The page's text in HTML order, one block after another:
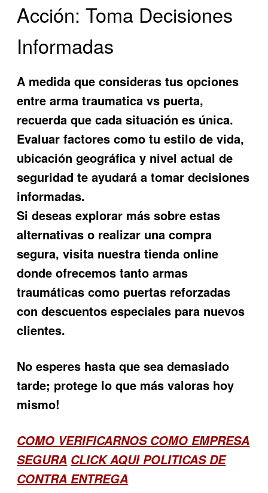
Acción: Toma Decisiones
Informadas
A medida que consideras tus opciones
entrearma traumatica vs puerta,
recuerda que cada situación es única.
Evaluar factores como tu estilo de vida,
ubicación geográfica y nivel actual de
seguridad te ayudará a tomar decisiones
informadas.
Si deseas explorar más sobre estas
alternativas o realizar una compra
segura, visita nuestra tienda online
donde ofrecemos tanto armas
traumáticas como puertas reforzadas
con descuentos especiales para nuevos
clientes.
No esperes hasta que sea demasiado
tarde; protege lo que más valoras hoy
mismo!
COMO VERIFICARNOS COMO EMPRESA
SEGURA CLICK AQUI POLITICAS DE
CONTRA ENTREGA